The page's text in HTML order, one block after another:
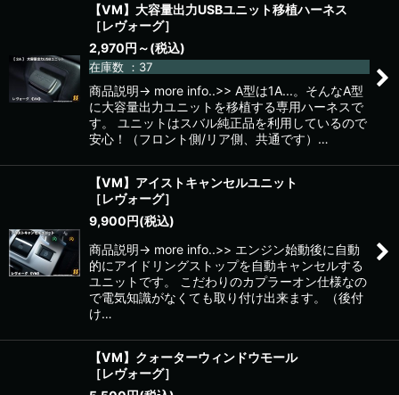
【VM】大容量出力USBユニット移植ハーネス
［レヴォーグ］
2,970円 ～(税込)
在庫数 ：37
商品説明→ more info..>> A型は1A...。そんなA型
に大容量出力ユニットを移植する専用ハーネスで
す。 ユニットはスバル純正品を利用しているので
安心！（フロント側/リア側、共通です）…
【VM】アイストキャンセルユニット
［レヴォーグ］
9,900円(税込)
商品説明→ more info..>> エンジン始動後に自動
的にアイドリングストップを自動キャンセルする
ユニットです。 こだわりのカプラーオン仕様なの
で電気知識がなくても取り付け出来ます。（後付
け…
【VM】クォーターウィンドウモール
［レヴォーグ］